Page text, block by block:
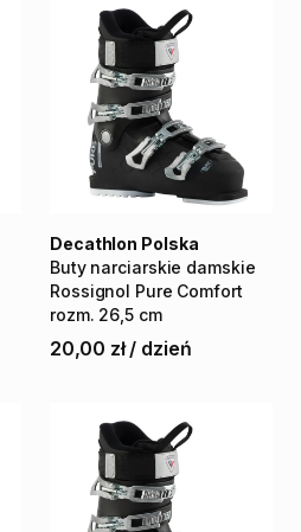
Buty narciarskie damskie
Rossignol Pure Comfort
rozm. 26 ​,​5 cm
Decathlon Polska
20,00 zł / dzień